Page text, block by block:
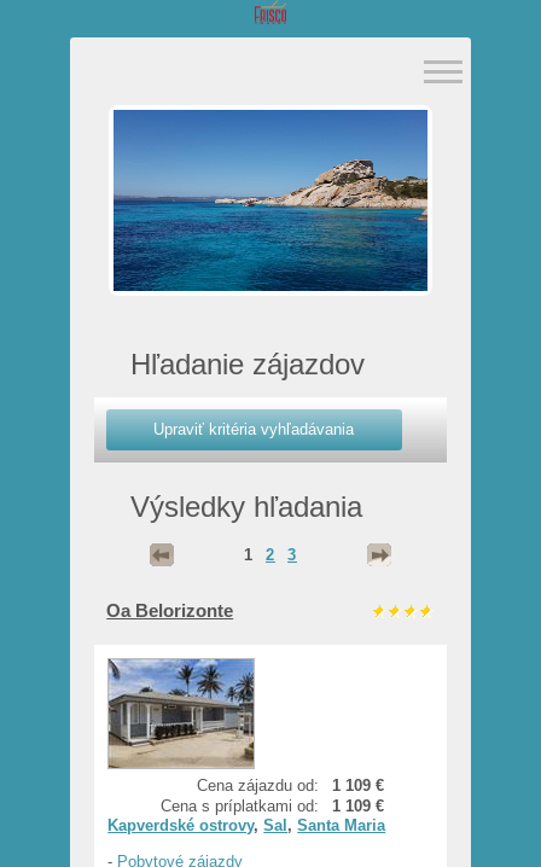
Hľadanie zájazdov
Výsledky hľadania
1 2 3
Oa Belorizonte
Cena zájazdu od:
1 109 €
Cena s príplatkami od:
1 109 €
Kapverdské ostrovy,Sal ,Santa Maria
- Pobytové zájazdy